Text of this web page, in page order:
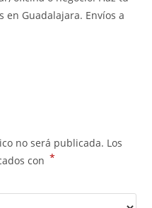
en Guadalajara. Envíos a
no será publicada. Los
con *